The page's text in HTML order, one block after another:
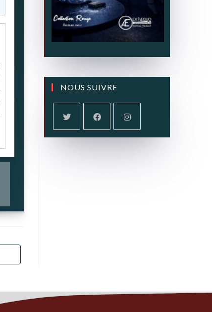
NOUS SUIVRE